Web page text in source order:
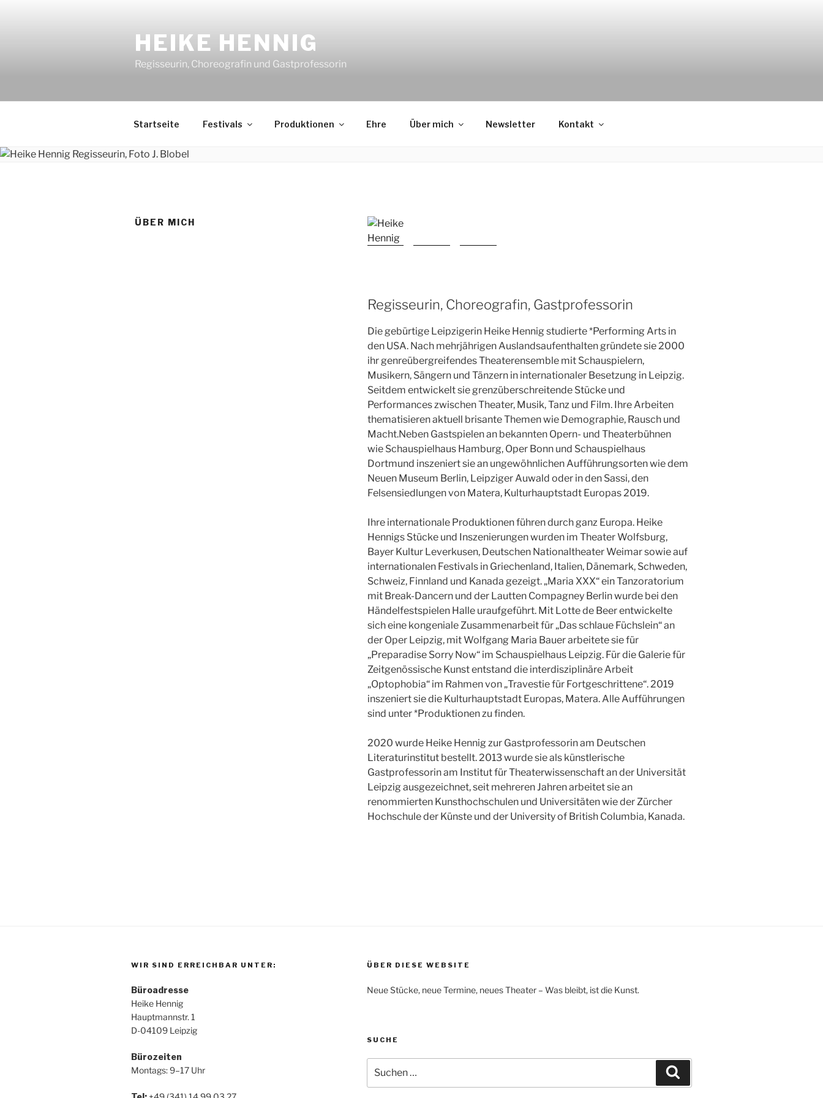
HEIKE HENNIG
Regisseurin, Choreografin und Gastprofessorin
Startseite Festivals Produktionen Ehre Über mich Newsletter Kontakt
ÜBER MICH
Regisseurin, Choreografin, Gastprofessorin
Die gebürtige Leipzigerin Heike Hennig studierte *Performing Arts in
den USA. Nach mehrjährigen Auslandsaufenthalten gründete sie 2000
ihr genreübergreifendes Theaterensemble mit Schauspielern,
Musikern, Sängern und Tänzern in internationaler Besetzung in Leipzig.
Seitdem entwickelt sie grenzüberschreitende Stücke und
Performances zwischen Theater, Musik, Tanz und Film. Ihre Arbeiten
thematisieren aktuell brisante Themen wie Demographie, Rausch und
Macht.Neben Gastspielen an bekannten Opern- und Theaterbühnen
wie Schauspielhaus Hamburg, Oper Bonn und Schauspielhaus
Dortmund inszeniert sie an ungewöhnlichen Aufführungsorten wie dem
Neuen Museum Berlin, Leipziger Auwald oder in den Sassi, den
Felsensiedlungen von Matera, Kulturhauptstadt Europas 2019.
Ihre internationale Produktionen führen durch ganz Europa. Heike
Hennigs Stücke und Inszenierungen wurden im Theater Wolfsburg,
Bayer Kultur Leverkusen, Deutschen Nationaltheater Weimar sowie auf
internationalen Festivals in Griechenland, Italien, Dänemark, Schweden,
Schweiz, Finnland und Kanada gezeigt. „Maria XXX“ ein Tanzoratorium
mit Break-Dancern und der Lautten Compagney Berlin wurde bei den
Händelfestspielen Halle uraufgeführt. Mit Lotte de Beer entwickelte
sich eine kongeniale Zusammenarbeit für „Das schlaue Füchslein“ an
der Oper Leipzig, mit Wolfgang Maria Bauer arbeitete sie für
„Preparadise Sorry Now“ im Schauspielhaus Leipzig. Für die Galerie für
Zeitgenössische Kunst entstand die interdisziplinäre Arbeit
„Optophobia“ im Rahmen von „Travestie für Fortgeschrittene“. 2019
inszeniert sie die Kulturhauptstadt Europas, Matera. Alle Aufführungen
sind unter *Produktionen zu finden.
2020 wurde Heike Hennig zur Gastprofessorin am Deutschen
Literaturinstitut bestellt. 2013 wurde sie als künstlerische
Gastprofessorin am Institut für Theaterwissenschaft an der Universität
Leipzig ausgezeichnet, seit mehreren Jahren arbeitet sie an
renommierten Kunsthochschulen und Universitäten wie der Zürcher
Hochschule der Künste und der University of British Columbia, Kanada.
WIR SIND ERREICHBAR UNTER:
Büroadresse
Heike Hennig
Hauptmannstr. 1
D-04109 Leipzig
Bürozeiten
Montags: 9–17 Uhr
ÜBER DIESE WEBSITE
Neue Stücke, neue Termine, neues Theater – Was bleibt, ist die Kunst.
SUCHE
nach: